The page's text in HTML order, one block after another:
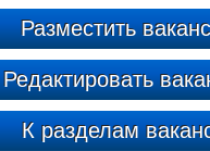
Разместить
Редактировать
К разделам